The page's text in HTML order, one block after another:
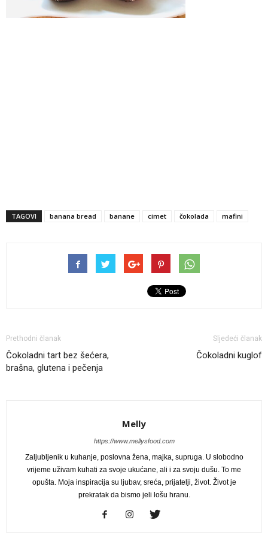
TAGOVI banana bread banane cimet čokolada mafini
Prethodni članak
Čokoladni tart bez šećera,
brašna, glutena i pečenja
Sljedeći članak
Čokoladni kuglof
Melly
https://www.mellysfood.com
Zaljubljenik u kuhanje, poslovna žena, majka, supruga. U slobodno
vrijeme uživam kuhati za svoje ukućane, ali i za svoju dušu. To me
opušta. Moja inspiracija su ljubav, sreća, prijatelji, život. Život je
prekratak da bismo jeli lošu hranu.